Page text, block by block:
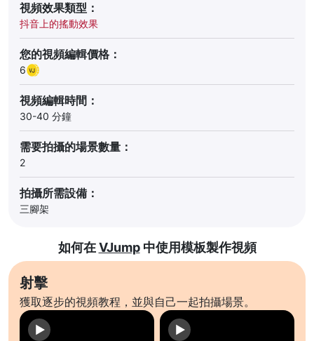
視頻效果類型：
抖音上的搖動效果
您的視頻編輯價格：
6
視頻編輯時間：
30-40 分鐘
需要拍攝的場景數量：
2
拍攝所需設備：
三腳架
如何在VJump中使用模板製作視頻
射擊
獲取逐步的視頻教程，並與自己一起拍攝場景。